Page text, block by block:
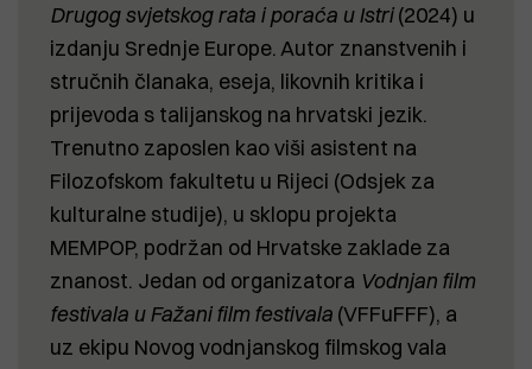
Drugog svjetskog rata i poraća u Istri(2024) u
izdanju Srednje Europe. Autor znanstvenih i
stručnih članaka, eseja, likovnih kritika i
prijevoda s talijanskog na hrvatski jezik.
Trenutno zaposlen kao viši asistent na
Filozofskom fakultetu u Rijeci (Odsjek za
kulturalne studije), u sklopu projekta
MEMPOP, podržan od Hrvatske zaklade za
znanost. Jedan od organizatora Vodnjan film
festivala u Fažani film festivala (VFFuFFF), a
uz ekipu Novog vodnjanskog filmskog vala